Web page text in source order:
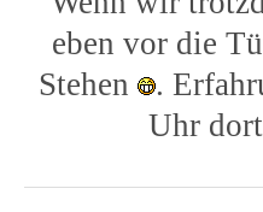
eben vor die
Stehen
.
Uhr